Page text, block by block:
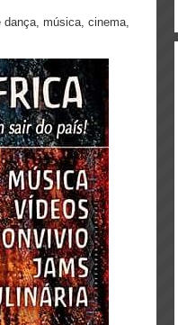
dança, música, cinema,